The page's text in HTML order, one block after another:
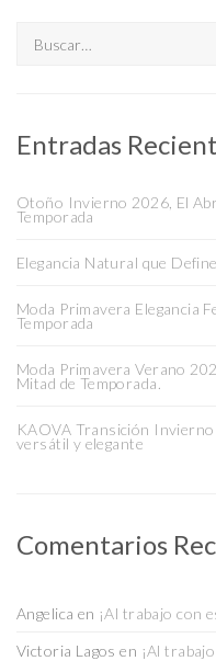
Entradas
Otoño Invierno 2026, El
Temporada
Elegancia Natural que
Moda Primavera Elegancia
Temporada
Moda Primavera Verano
Mitad de Temporada.
KAOVA Transición
versátil y elegante
Comentarios
Angelica en ¡Al trabajo con
Victoria Lagos en ¡Al